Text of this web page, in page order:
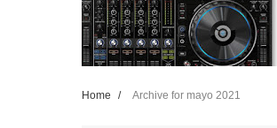
Home / Archive for mayo 2021